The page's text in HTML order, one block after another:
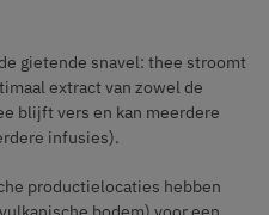
gietende snavel: thee stroomt
extract van zowel de
blijft vers en kan meerdere
infusies).
productielocaties hebben